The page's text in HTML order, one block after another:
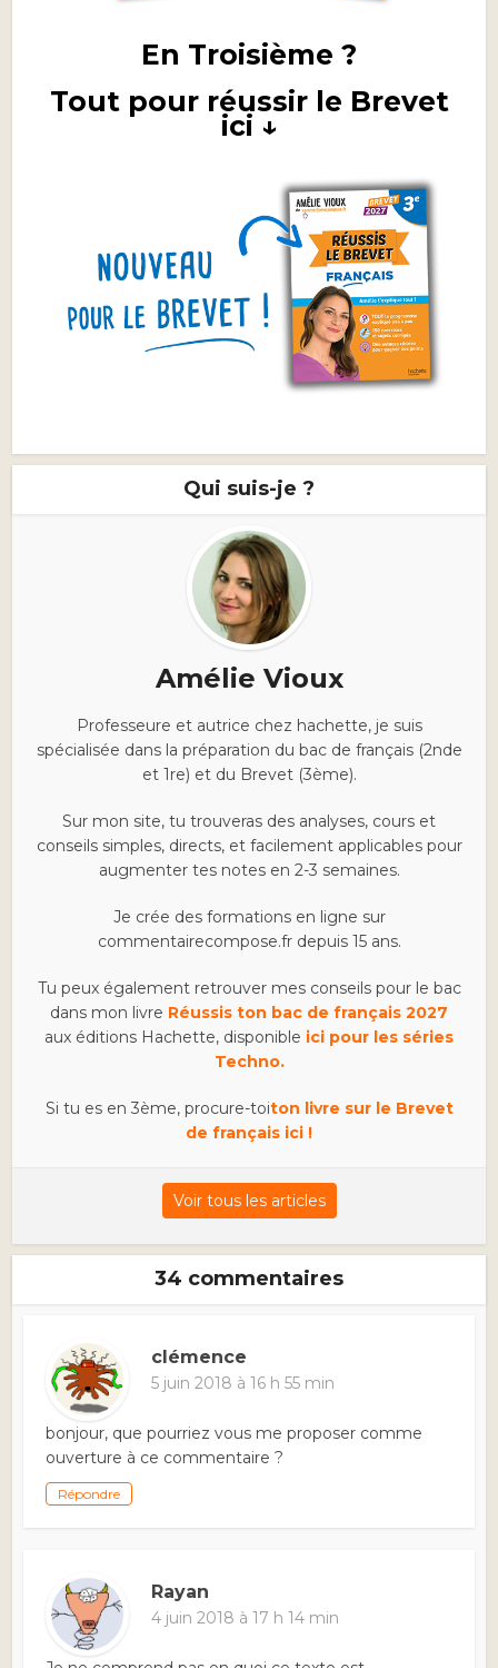
En Troisième ?
Tout pour réussir le Brevet
ici ↓
Qui suis-je ?
Amélie Vioux
Professeure et autrice chez hachette, je suis
spécialisée dans la préparation du bac de français (2nde
et 1re) et du Brevet (3ème).
Sur mon site, tu trouveras des analyses, cours et
conseils simples, directs, et facilement applicables pour
augmenter tes notes en 2-3 semaines.
Je crée des formations en ligne sur
commentairecompose.fr depuis 15 ans.
Tu peux également retrouver mes conseils pour le bac
dans mon livre Réussis ton bac de français 2027
aux éditions Hachette, disponible ici pour les séries
Techno.
Si tu es en 3ème, procure-toiton livre sur le Brevet
de français ici !
Voir tous les articles
34 commentaires
clémence
5 juin 2018 à 16 h 55 min
bonjour, que pourriez vous me proposer comme
ouverture à ce commentaire ?
Répondre
Rayan
4 juin 2018 à 17 h 14 min